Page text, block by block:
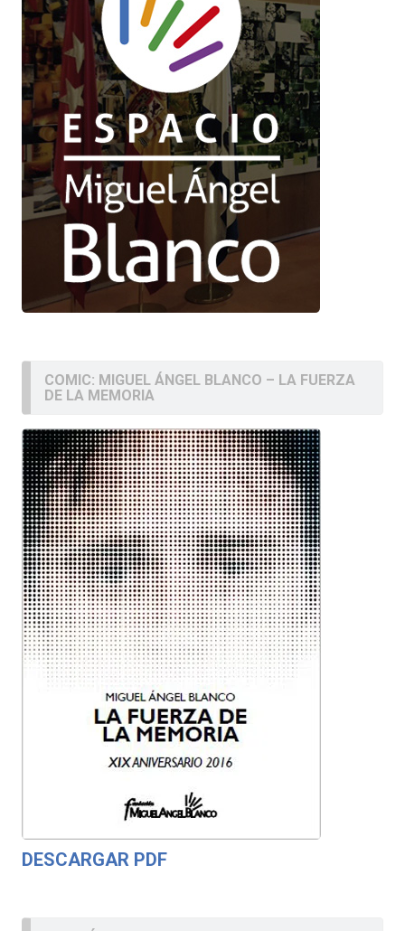
COMIC: MIGUEL ÁNGEL BLANCO – LA FUERZA
DE LA MEMORIA
DESCARGAR PDF